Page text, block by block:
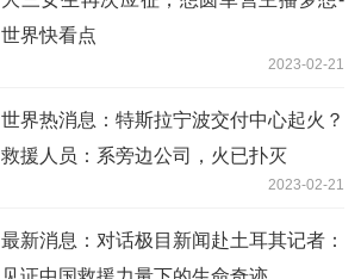
世界快看点
2023-02-21
世界热消息：特斯拉宁波交付中心起火？
救援人员：系旁边公司，火已扑灭
2023-02-21
最新消息：对话极目新闻赴土耳其记者：